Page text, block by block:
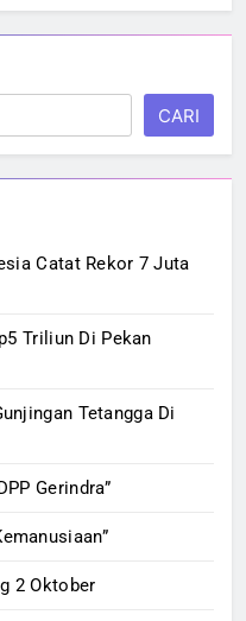
CARI
Catat Rekor 7 Juta
Triliun Di Pekan
Tetangga Di
Gerindra”
2 Oktober